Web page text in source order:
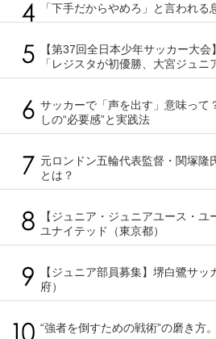
「下手だからやめろ」と言われる
【第37回全日本少年サッカー大
「レジスタが初優勝、大宮ジュニ
サッカーで「声を出す」意味っ
しの“必要感”と実践法
元ロンドン五輪代表監督・関塚隆
とは？
【ジュニア・ジュニアユース・
ユナイテッド（東京都）
【ジュニア部員募集】堺白鷺サ
府）
“強者を倒すための戦術”の磨き方